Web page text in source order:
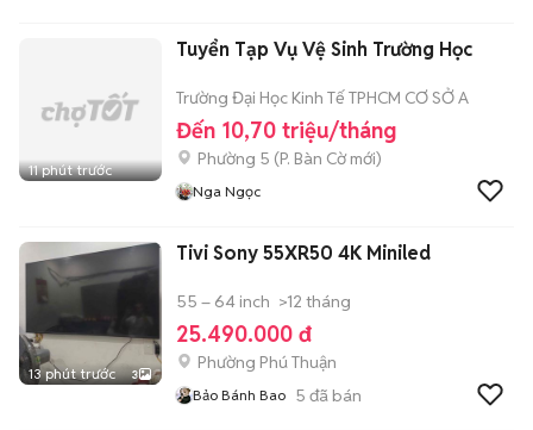
11 phút trước
Tuyển Tạp Vụ Vệ Sinh Trường Học
Trường Đại Học Kinh Tế TPHCM CƠ SỞ A
Đến 10,70 triệu/tháng
Phường 5 (P. Bàn Cờmới)
Nga Ngọc
13 phút trước 3
Tivi Sony 55XR50 4K Miniled
55 – 64 inch >12 tháng
25.490.000 đ
Phường Phú Thuận
Bảo Bánh Bao 5 đã bán